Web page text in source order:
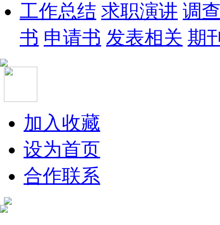
工作总结 求职演讲 调
书 申请书 发表相关 期
加入收藏
设为首页
合作联系